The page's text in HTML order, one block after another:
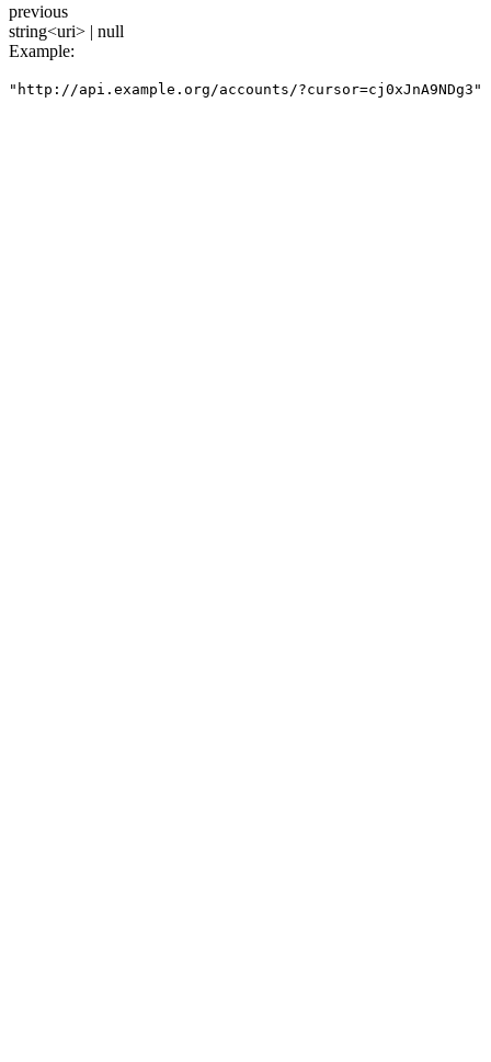
previous
string<uri> | null
Example:
"http://api.example.org/accounts/?cursor=cj0xJnA9NDg3"